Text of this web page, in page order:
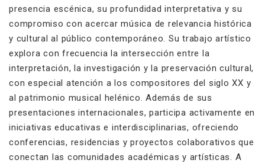
presencia escénica, su profundidad interpretativa y su
compromiso con acercar música de relevancia histórica
y cultural al público contemporáneo. Su trabajo artístico
explora con frecuencia la intersección entre la
interpretación, la investigación y la preservación cultural,
con especial atención a los compositores del siglo XX y
al patrimonio musical helénico. Además de sus
presentaciones internacionales, participa activamente en
iniciativas educativas e interdisciplinarias, ofreciendo
conferencias, residencias y proyectos colaborativos que
conectan las comunidades académicas y artísticas. A